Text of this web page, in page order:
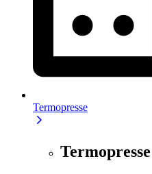
Termopresse
Termopresse